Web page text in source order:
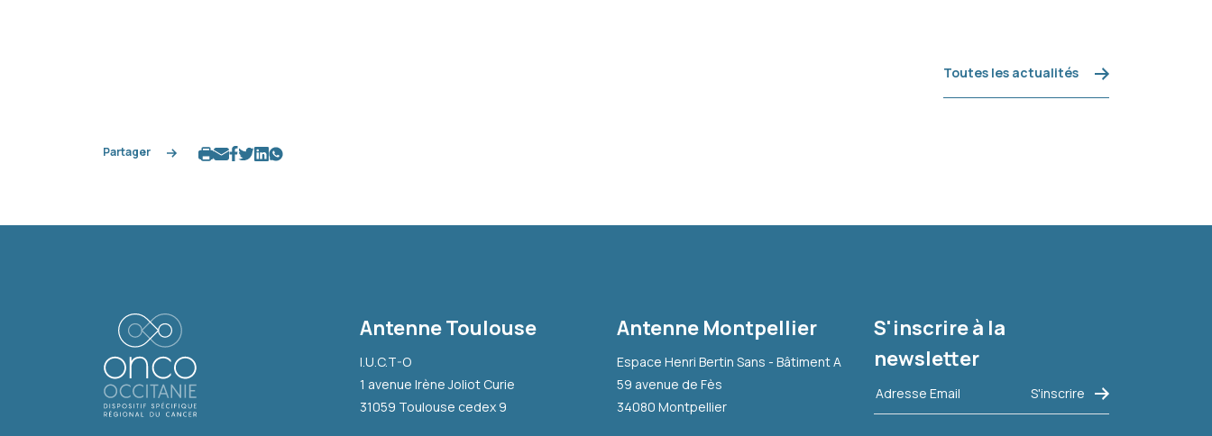
Toutes les actualités
Partager
Antenne Toulouse
I.U.C.T-O
1 avenue Irène Joliot Curie
31059 Toulouse cedex 9
Antenne Montpellier
Espace Henri Bertin Sans - Bâtiment A
59 avenue de Fès
34080 Montpellier
S'inscrire à la
newsletter